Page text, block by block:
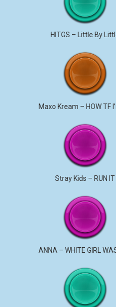
HITGS – Little By
Stray Kids – RUN IT
ANNA – WHITE GIRL